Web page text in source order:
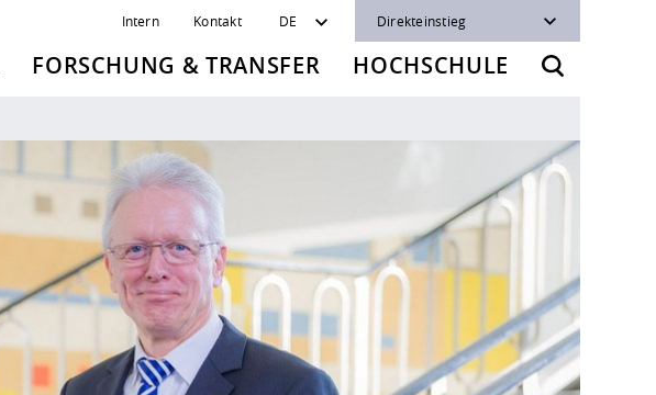
Intern Kontakt DE Direkteinstieg
FORSCHUNG & TRANSFER HOCHSCHULE